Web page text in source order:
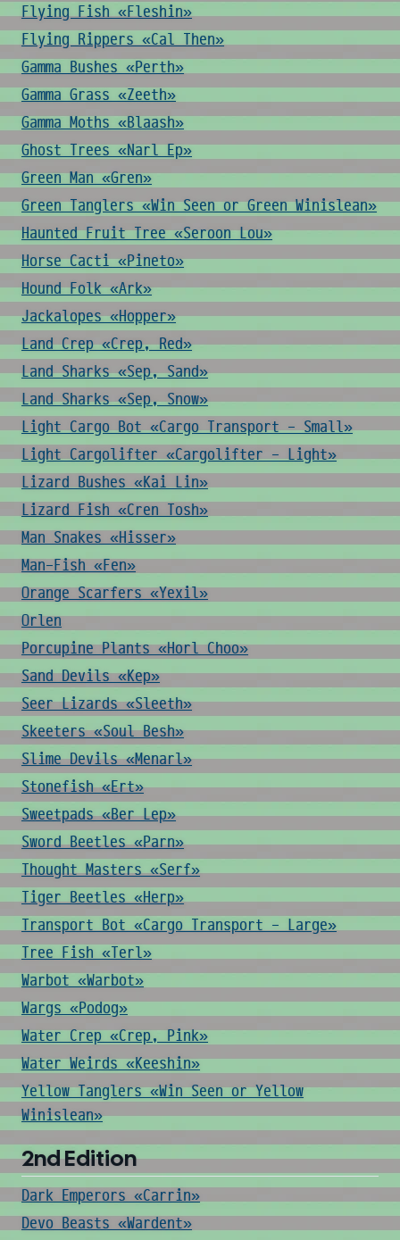
Flying Fish «Fleshin»
Flying Rippers «Cal Then»
Gamma Bushes «Perth»
Gamma Grass «Zeeth»
Gamma Moths «Blaash»
Ghost Trees «Narl Ep»
Green Man «Gren»
Green Tanglers «Win Seen or Green Winislean»
Haunted Fruit Tree «Seroon Lou»
Horse Cacti «Pineto»
Hound Folk «Ark»
Jackalopes «Hopper»
Land Crep «Crep, Red»
Land Sharks «Sep, Sand»
Land Sharks «Sep, Snow»
Light Cargo Bot «Cargo Transport - Small»
Light Cargolifter «Cargolifter - Light»
Lizard Bushes «Kai Lin»
Lizard Fish «Cren Tosh»
Man Snakes «Hisser»
Man-Fish «Fen»
Orange Scarfers «Yexil»
Orlen
Porcupine Plants «Horl Choo»
Sand Devils «Kep»
Seer Lizards «Sleeth»
Skeeters «Soul Besh»
Slime Devils «Menarl»
Stonefish «Ert»
Sweetpads «Ber Lep»
Sword Beetles «Parn»
Thought Masters «Serf»
Tiger Beetles «Herp»
Transport Bot «Cargo Transport - Large»
Tree Fish «Terl»
Warbot «Warbot»
Wargs «Podog»
Water Crep «Crep, Pink»
Water Weirds «Keeshin»
Yellow Tanglers «Win Seen or Yellow
Winislean»
2nd Edition
Dark Emperors «Carrin»
Devo Beasts «Wardent»